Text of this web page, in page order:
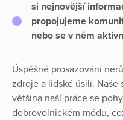
si nejnovější
propojujeme
nebo se v něm
Úspěšné prosazování
zdroje a lidské úsilí. Naše
většina naší práce se
dobrovolnickém módu,